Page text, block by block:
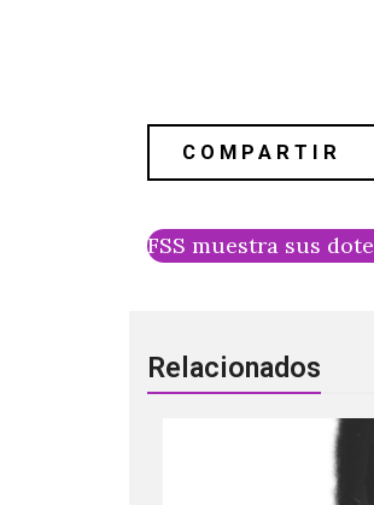
FSS muestra sus
Relacionados